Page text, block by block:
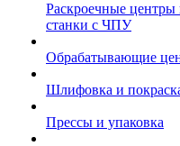
Раскроечные центры
станки с ЧПУ
Обрабатывающие
Шлифовка и
Прессы и упаковка